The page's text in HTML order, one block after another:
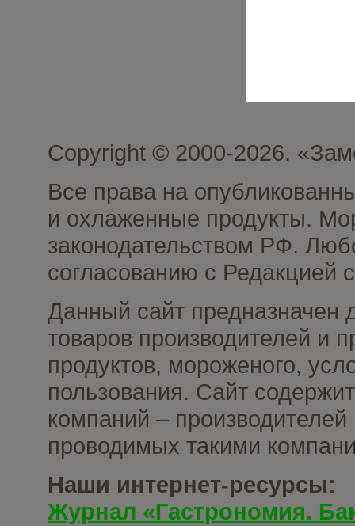
Copyright © 2000-2026.
Все права на
и охлаженные продукты.
законодательством РФ.
согласованию с Редакцией
Данный сайт предназначен
товаров производителей и
продуктов, мороженого,
пользования. Сайт
компаний –
проводимых такими
Наши интернет-ресурсы:
Журнал «Гастрономия.